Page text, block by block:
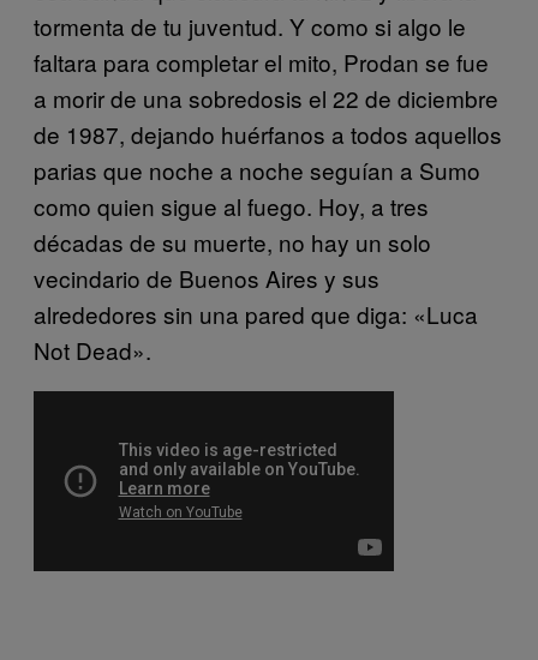
tormenta de tu juventud. Y como si algo le
faltara para completar el mito, Prodan se fue
a morir de una sobredosis el 22 de diciembre
de 1987, dejando huérfanos a todos aquellos
parias que noche a noche seguían a Sumo
como quien sigue al fuego. Hoy, a tres
décadas de su muerte, no hay un solo
vecindario de Buenos Aires y sus
alrededores sin una pared que diga: «Luca
Not Dead».